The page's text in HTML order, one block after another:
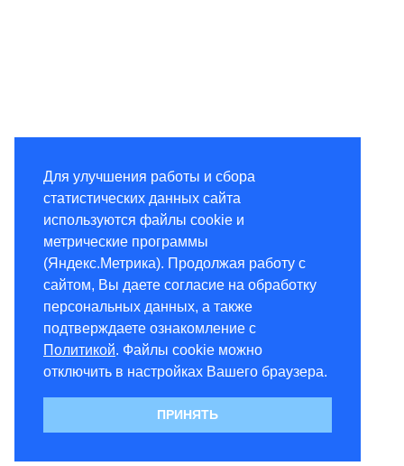
Для улучшения работы и сбора
статистических данных сайта
используются файлы cookie и
метрические программы
(Яндекс.Метрика). Продолжая работу с
сайтом, Вы даете согласие на обработку
персональных данных, а также
подтверждаете ознакомление с
Политикой. Файлы cookie можно
отключить в настройках Вашего браузера.
ПРИНЯТЬ